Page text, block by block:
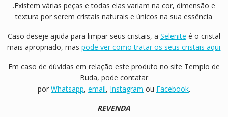
.Existem várias peças e todas elas variam na cor, dimensão e
textura por serem cristais naturais e únicos na sua essência
Caso deseje ajuda para limpar seus cristais, a Selenite é o cristal
mais apropriado, maspode ver como tratar os seus cristais aqui
Em caso de dúvidas em relação este produto no site Templo de
Buda, pode contatar
por Whatsapp, email, Instagram ou Facebook.
REVENDA